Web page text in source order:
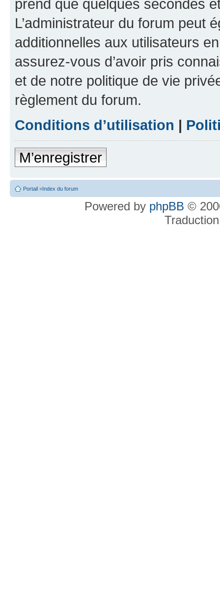
prend que quelques secondes
L’administrateur du forum peut
additionnelles aux utilisateurs
assurez-vous d’avoir pris
et de notre politique de vie
règlement du forum.
Conditions d’utilisation |
M’enregistrer
Portail »Index du forum
Powered by phpBB ©